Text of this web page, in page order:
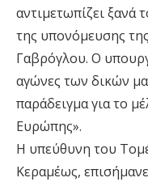
αντιμετωπίζει ξανά
της υπονόμευσης
Γαβρόγλου. Ο
αγώνες των δικών
παράδειγμα για το
Ευρώπης».
Η υπεύθυνη του
Κεραμέως,